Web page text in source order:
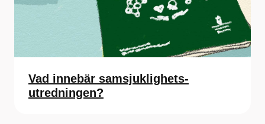
Vad innebär samsjuklighets­
utredningen?